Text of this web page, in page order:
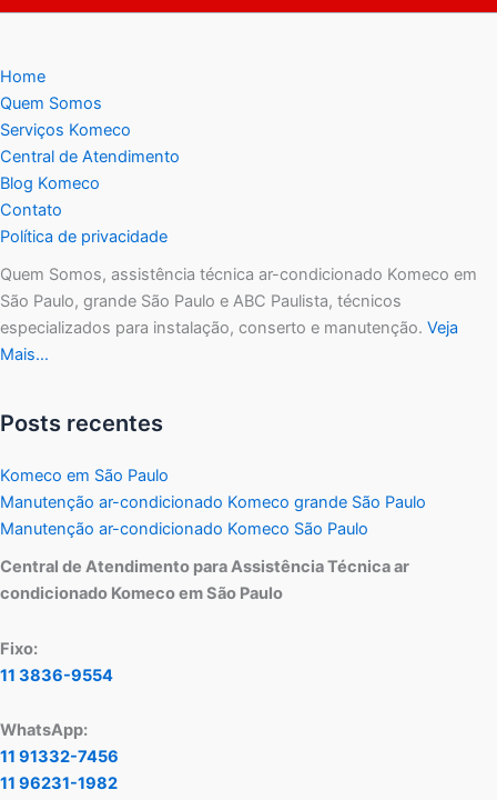
Home
Quem Somos
Serviços Komeco
Central de Atendimento
Blog Komeco
Contato
Política de privacidade
Quem Somos, assistência técnica ar-condicionado Komeco em
São Paulo, grande São Paulo e ABC Paulista, técnicos
especializados para instalação, conserto e manutenção. Veja
Mais…
Posts recentes
Komeco em São Paulo
Manutenção ar-condicionado Komeco grande São Paulo
Manutenção ar-condicionado Komeco São Paulo
Central de Atendimento para Assistência Técnica ar
condicionado Komeco em São Paulo
Fixo:
11 3836-9554
WhatsApp:
11 91332-7456
11 96231-1982